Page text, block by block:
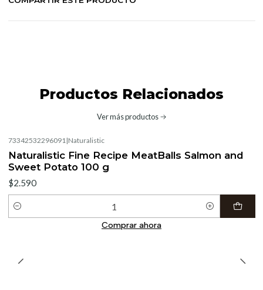
Productos Relacionados
Ver más productos
73342532296091 |Naturalistic
Naturalistic Fine Recipe MeatBalls Salmon and
Sweet Potato 100 g
$2.590
Cantidad
Comprar ahora